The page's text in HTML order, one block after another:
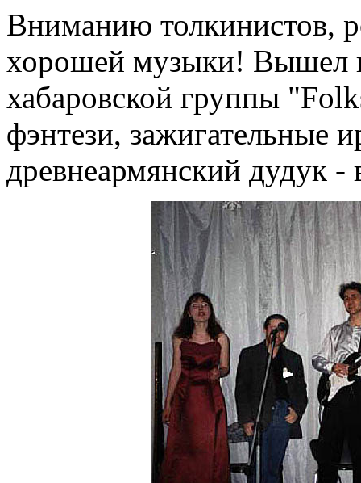
Вниманию толкинистов,
хорошей музыки! Вышел
хабаровской группы
фэнтези, зажигательные
древнеармянский дудук -